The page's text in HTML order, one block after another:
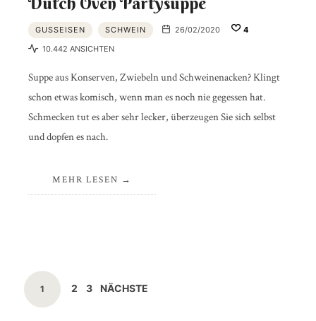
GUSSEISEN SCHWEIN 26/02/2020
4
10.442 ANSICHTEN
Suppe aus Konserven, Zwiebeln und Schweinenacken? Klingt
schon etwas komisch, wenn man es noch nie gegessen hat.
Schmecken tut es aber sehr lecker, überzeugen Sie sich selbst
und dopfen es nach.
MEHR LESEN
Beitragsnavigation
SEITE
1 SEITE
2 SEITE
3 NÄCHSTE